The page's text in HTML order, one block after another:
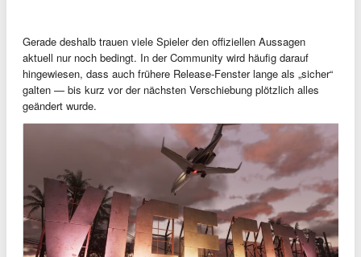
Gerade deshalb trauen viele Spieler den offiziellen Aussagen
aktuell nur noch bedingt. In der Community wird häufig darauf
hingewiesen, dass auch frühere Release-Fenster lange als „sicher“
galten — bis kurz vor der nächsten Verschiebung plötzlich alles
geändert wurde.